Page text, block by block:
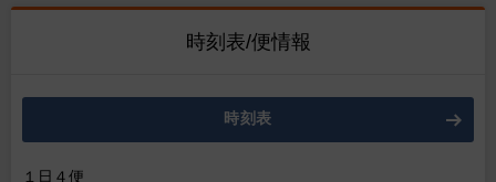
時刻表/便情報
時刻表
１日４便